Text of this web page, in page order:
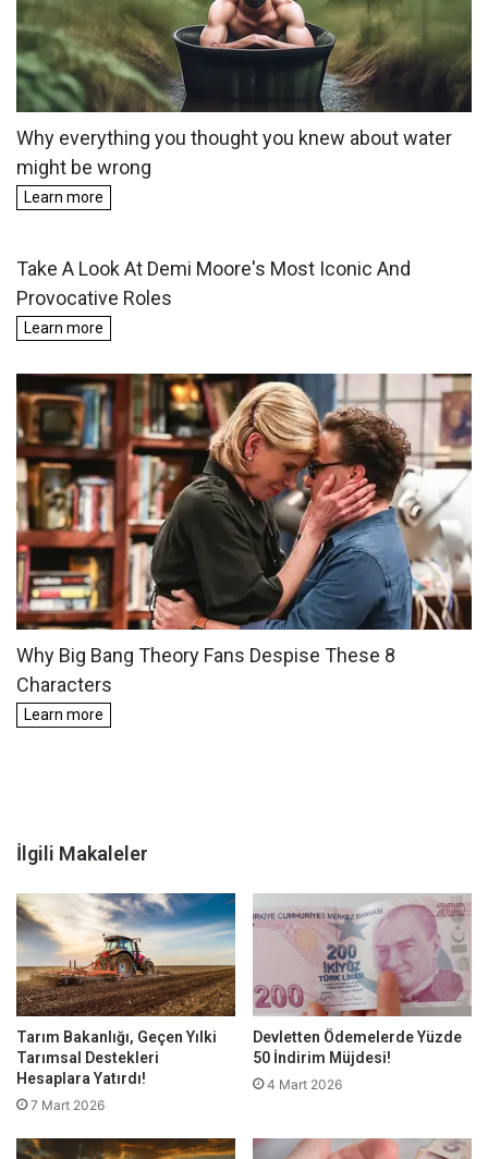
İlgili Makaleler
Tarım Bakanlığı, Geçen Yılki
Tarımsal Destekleri
Hesaplara Yatırdı!
7 Mart 2026
Devletten Ödemelerde Yüzde
50 İndirim Müjdesi!
4 Mart 2026